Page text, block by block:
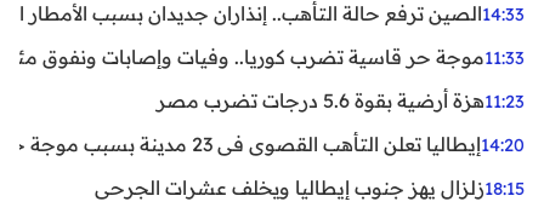
14:33الصين ترفع حالة التأهب.. إنذاران جديدان بسبب الأمطار
11:33موجة حر قاسية تضرب كوريا.. وفيات وإصابات ونفوق مئات
11:23هزة أرضية بقوة 5.6 درجات تضرب مصر
14:20إيطاليا تعلن التأهب القصوى في 23 مدينة بسبب موجة حر شديدة
18:15زلزال يهز جنوب إيطاليا ويخلف عشرات الجرحى